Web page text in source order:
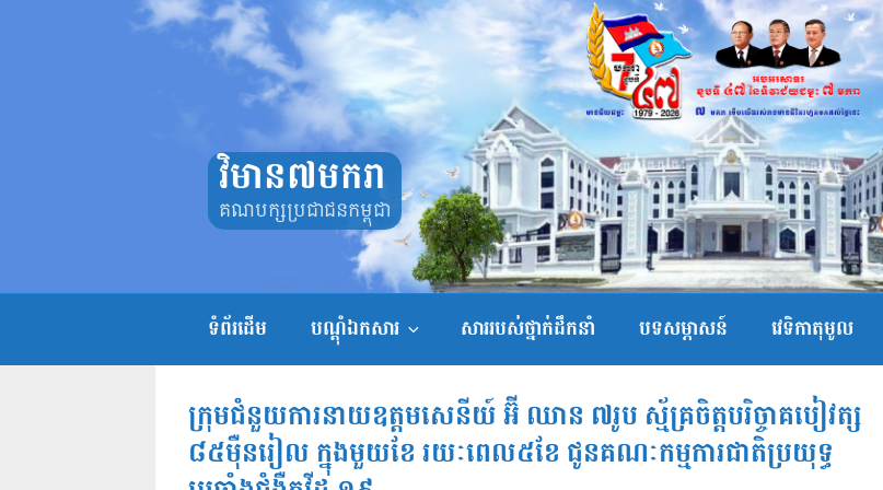
វិមាន៧មករា
គណបក្សប្រជាជនកម្ពុជា
ទំព័រដើម បណ្តុំឯកសារ សាររបស់ថ្នាក់ដឹកនាំ បទសម្ភាសន៍ វេទិកាតុមូល
ក្រុមជំនួយការនាយឧត្តមសេនីយ៍ អ៊ី ឈាន ៧រូប ស្ម័គ្រចិត្តបរិច្ចាគបៀវត្ស
៨៥ម៉ឺនរៀល ក្នុងមួយខែ រយៈពេល៥ខែ ជូនគណៈកម្មការជាតិប្រយុទ្ធ